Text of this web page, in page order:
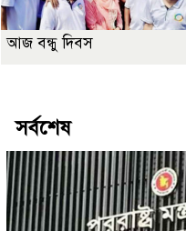
আজ বন্ধু দিবস
সর্বশেষ